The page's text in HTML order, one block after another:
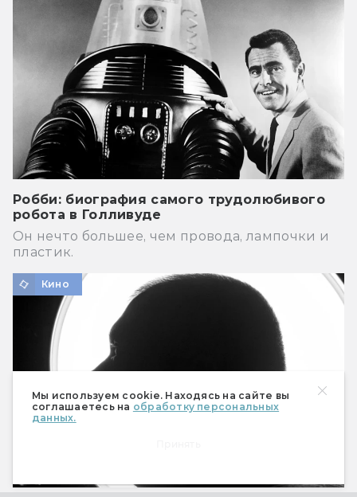
Мы используем cookie. Находясь на сайте вы
соглашаетесь на обработку персональных
данных.
Робби: биография самого трудолюбивого
робота в Голливуде
Он нечто большее, чем провода, лампочки и
пластик.
Кино